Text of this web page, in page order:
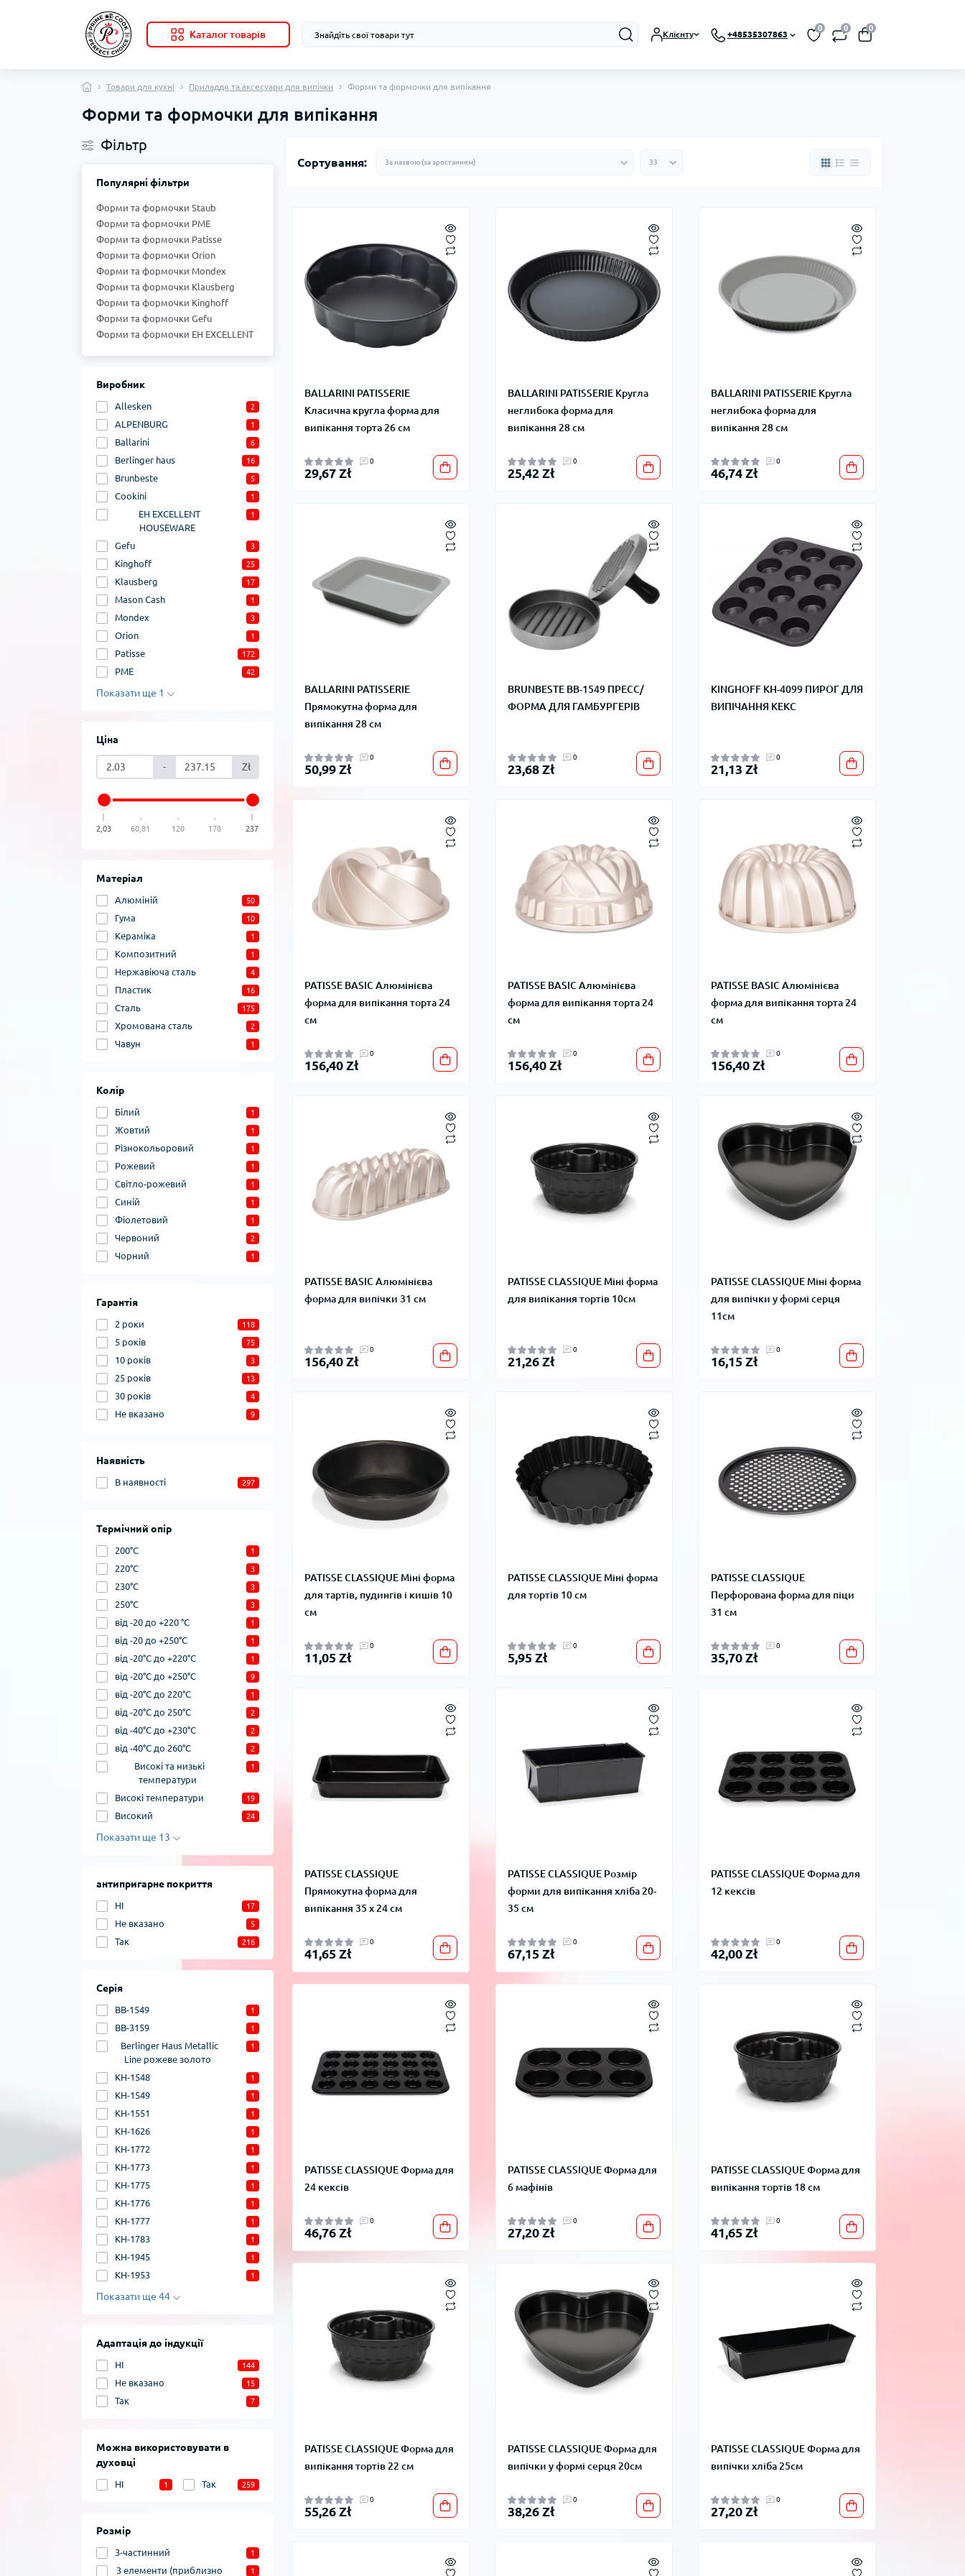
Каталог товарів Клієнту +48535307863
0 0 0
Товари для кухні Приладдя та аксесуари для випічки Форми та формочки для випікання
Форми та формочки для випікання
Фільтр
Популярні фільтри
Форми та формочки Staub
Форми та формочки PME
Форми та формочки Patisse
Форми та формочки Orion
Форми та формочки Mondex
Форми та формочки Klausberg
Форми та формочки Kinghoff
Форми та формочки Gefu
Форми та формочки EH EXCELLENT
Форми та формочки Brunbeste
Форми та формочки Ballarini
Форми та формочки Allesken
Виробник
Allesken 2
ALPENBURG 1
Ballarini 6
Berlinger haus 16
Brunbeste 5
Cookini 1
EH EXCELLENT
HOUSEWARE
1
Gefu 3
Kinghoff 25
Klausberg 17
Mason Cash 1
Mondex 3
Orion 1
Patisse 172
PME 42
Показати ще 1
Ціна
- Zł
2,03 60,81 120 178 237
Матеріал
Алюміній 50
Гума 10
Кераміка 1
Композитний 1
Нержавіюча сталь 4
Пластик 16
Сталь 175
Хромована сталь 2
Чавун 1
Колір
Білий 1
Жовтий 1
Різнокольоровий 1
Рожевий 1
Світло-рожевий 1
Синій 1
Фіолетовий 1
Червоний 2
Чорний 1
Гарантія
2 роки 118
5 років 75
10 років 3
25 років 13
30 років 4
Не вказано 9
Наявність
В наявності 297
Термічний опір
200°C 1
220°C 3
230°C 3
250°C 3
від -20 до +220 °C 1
від -20 до +250°C 1
від -20°C до +220°C 1
від -20°C до +250°C 9
від -20°C до 220°C 1
від -20°C до 250°C 2
від -40°C до +230°C 2
від -40°C до 260°C 2
Високі та низькі
температури
1
Високі температури 19
Високий 24
Показати ще 13
антипригарне покриття
НІ 17
Не вказано 5
Так 216
Серія
BB-1549 1
BB-3159 1
Berlinger Haus Metallic
Line рожеве золото
1
KH-1548 1
KH-1549 1
KH-1551 1
KH-1626 1
KH-1772 1
KH-1773 1
KH-1775 1
KH-1776 1
KH-1777 1
KH-1783 1
KH-1945 1
KH-1953 1
Показати ще 44
Адаптація до індукції
НІ 144
Не вказано 15
Так 7
Можна використовувати в
духовці
НІ 1 Так 259
Розмір
3-частинний 1
3 елементи (приблизно 1
Сортування:
BALLARINI PATISSERIE
Класична кругла форма для
випікання торта 26 см
0
29,67 Zł
BALLARINI PATISSERIE Кругла
неглибока форма для
випікання 28 см
0
25,42 Zł
BALLARINI PATISSERIE Кругла
неглибока форма для
випікання 28 см
0
46,74 Zł
BALLARINI PATISSERIE
Прямокутна форма для
випікання 28 см
0
50,99 Zł
BRUNBESTE BB-1549 ПРЕСС/
ФОРМА ДЛЯ ГАМБУРГЕРІВ
0
23,68 Zł
KINGHOFF KH-4099 ПИРОГ ДЛЯ
ВИПІЧАННЯ КЕКС
0
21,13 Zł
PATISSE BASIC Алюмінієва
форма для випікання торта 24
см
0
156,40 Zł
PATISSE BASIC Алюмінієва
форма для випікання торта 24
см
0
156,40 Zł
PATISSE BASIC Алюмінієва
форма для випікання торта 24
см
0
156,40 Zł
PATISSE BASIC Алюмінієва
форма для випічки 31 см
0
156,40 Zł
PATISSE CLASSIQUE Міні форма
для випікання тортів 10см
0
21,26 Zł
PATISSE CLASSIQUE Міні форма
для випічки у формі серця
11см
0
16,15 Zł
PATISSE CLASSIQUE Міні форма
для тартів, пудингів і кишів 10
см
0
11,05 Zł
PATISSE CLASSIQUE Міні форма
для тортів 10 см
0
5,95 Zł
PATISSE CLASSIQUE
Перфорована форма для піци
31 см
0
35,70 Zł
PATISSE CLASSIQUE
Прямокутна форма для
випікання 35 х 24 см
0
41,65 Zł
PATISSE CLASSIQUE Розмір
форми для випікання хліба 20-
35 см
0
67,15 Zł
PATISSE CLASSIQUE Форма для
12 кексів
0
42,00 Zł
PATISSE CLASSIQUE Форма для
24 кексів
0
46,76 Zł
PATISSE CLASSIQUE Форма для
6 мафінів
0
27,20 Zł
PATISSE CLASSIQUE Форма для
випікання тортів 18 см
0
41,65 Zł
PATISSE CLASSIQUE Форма для
випікання тортів 22 см
0
55,26 Zł
PATISSE CLASSIQUE Форма для
випічки у формі серця 20см
0
38,26 Zł
PATISSE CLASSIQUE Форма для
випічки хліба 25см
0
27,20 Zł